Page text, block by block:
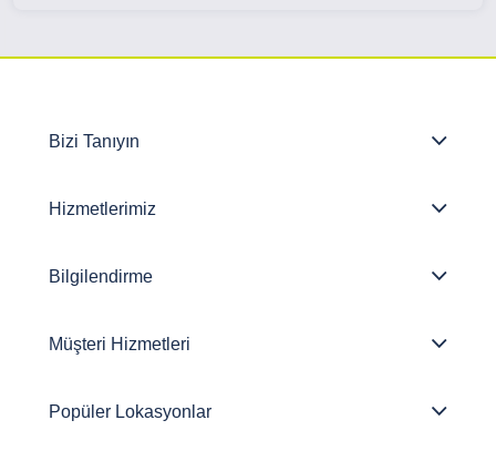
Bizi Tanıyın
Hizmetlerimiz
Bilgilendirme
Müşteri Hizmetleri
Popüler Lokasyonlar